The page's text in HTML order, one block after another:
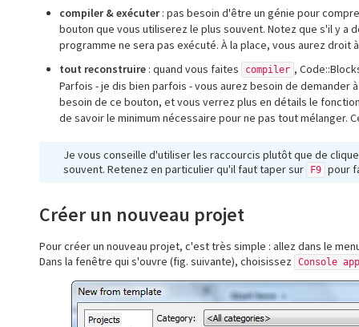
compiler & exécuter: pas besoin d'être un génie pour
bouton que vous utiliserez le plus souvent. Notez que s'il y a
programme ne sera pas exécuté. À la place, vous aurez
tout reconstruire : quand vous faites compiler ,
Parfois - je dis bien parfois - vous aurez besoin de demander
besoin de ce bouton, et vous verrez plus en détails le
de savoir le minimum nécessaire pour ne pas tout mélanger.
Je vous conseille d'utiliser les raccourcis plutôt que de
souvent. Retenez en particulier qu'il faut taper sur
F9 pour
Créer un nouveau projet
Pour créer un nouveau projet, c'est très simple : allez dans le
Dans la fenêtre qui s'ouvre (fig. suivante), choisissez Console